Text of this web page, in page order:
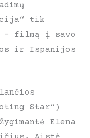
tik
filmą į savo
ir Ispanijos
Star“)
Elena